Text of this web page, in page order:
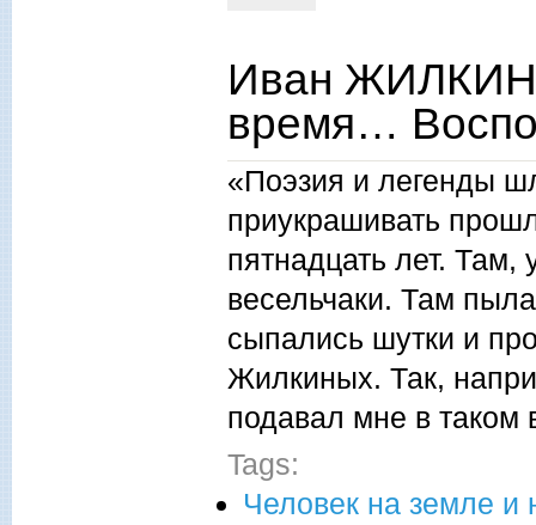
Иван
время…
«Поэзия и легенды
приукрашивать
пятнадцать лет.
весельчаки. Там
сыпались шутки и
Жилкиных. Так,
подавал мне в
Tags:
Человек на земле и